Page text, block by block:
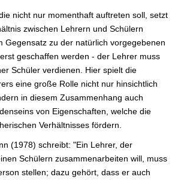
nicht nur momenthaft auftreten soll, setzt
zwischen Lehrern und Schülern
Gegensatz zu der natürlich vorgegebenen
geschaffen werden - der Lehrer muss
Schüler verdienen. Hier spielt die
eine große Rolle nicht nur hinsichtlich
in diesem Zusammenhang auch
von Eigenschaften, welche die
Verhältnisses fördern.
(1978) schreibt: "Ein Lehrer, der
Schülern zusammenarbeiten will, muss
stellen; dazu gehört, dass er auch